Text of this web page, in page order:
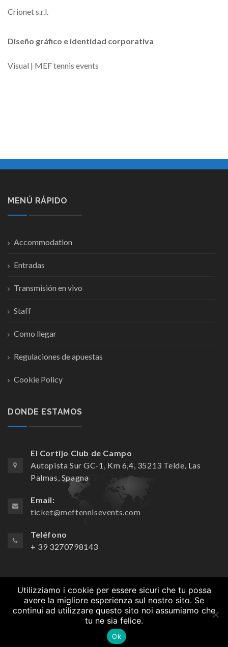
Crionet s.r.l.
Diseño gráfico e identidad corporativa
Visual | MEF tennis events
MENÚ RÁPIDO
Accommodation
Entradas
Transmisión en vivo
Staff
Como llegar
Regulaciones de apuestas
Cookie Policy
DONDE ESTAMOS
El Cortijo Club de Campo
Autopista Sur GC-1, Km 6,4, 35213 Telde, Las
Palmas, Spagna
Email:
ticket@meftennisevents.com
Teléfono
+ 39 3270798143
Crionet2021. All rights reserved.
Utilizziamo i cookie per essere sicuri che tu possa
avere la migliore esperienza sul nostro sito. Se
continui ad utilizzare questo sito noi assumiamo che
tu ne sia felice.
Ok